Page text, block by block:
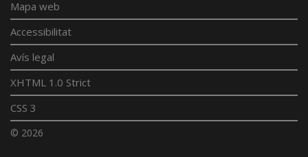
Mapa web
Accessibilitat
Avís legal
XHTML 1.0 Strict
CSS 3
© 2026